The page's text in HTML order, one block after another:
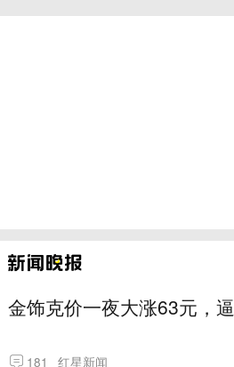
金饰克价一夜大涨63元，
181 红星新闻